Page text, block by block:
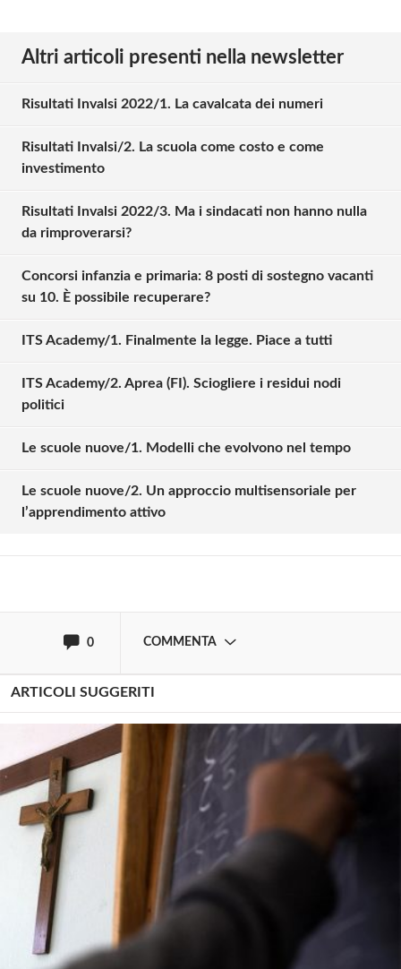
Altri articoli presenti nella newsletter
Risultati Invalsi 2022/1. La cavalcata dei numeri
Risultati Invalsi/2. La scuola come costo e come
investimento
Risultati Invalsi 2022/3. Ma i sindacati non hanno nulla
da rimproverarsi?
Concorsi infanzia e primaria: 8 posti di sostegno vacanti
su 10. È possibile recuperare?
ITS Academy/1. Finalmente la legge. Piace a tutti
ITS Academy/2. Aprea (FI). Sciogliere i residui nodi
politici
Le scuole nuove/1. Modelli che evolvono nel tempo
Le scuole nuove/2. Un approccio multisensoriale per
l’apprendimento attivo
0 COMMENTA
Solo gli utenti registrati possono
Effettua il Login
ARTICOLI SUGGERITI